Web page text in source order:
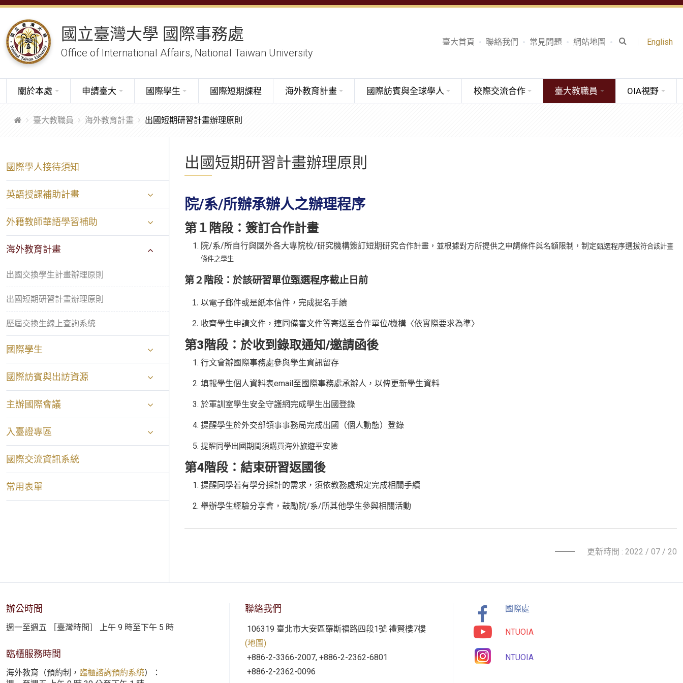
國立臺灣大學 國際事務處
Office of International Affairs, National Taiwan University
臺大首頁 聯絡我們 常見問題 網站地圖 English
關於本處 申請臺大 國際學生 國際短期課程 海外教育計畫 國際訪賓與全球學人 校際交流合作 臺大教職員 OIA視野
臺大教職員 海外教育計畫 出國短期研習計畫辦理原則
國際學人接待須知
英語授課補助計畫
外籍教師華語學習補助
海外教育計畫
出國交換學生計畫辦理原則
出國短期研習計畫辦理原則
歷屆交換生線上查詢系統
國際學生
國際訪賓與出訪資源
主辦國際會議
入臺證專區
國際交流資訊系統
常用表單
出國短期研習計畫辦理原則
院/系/所辦承辦人之辦理程序
第１階段：簽訂合作計畫
院/系/所自行與國外各大專院校/研究機構簽訂短期研究合作計畫，並根據對方所提供之申請條件與名額限制，制定甄選程序選拔符合該計畫
條件之學生
第２階段：於該研習單位甄選程序截止日前
以電子郵件或是紙本信件，完成提名手續
收齊學生申請文件，連同備審文件等寄送至合作單位/機構〈依實際要求為準〉
第3階段：於收到錄取通知/邀請函後
行文會辦國際事務處參與學生資訊留存
填報學生個人資料表email至國際事務處承辦人，以俾更新學生資料
於軍訓室學生安全守護網完成學生出國登錄
提醒學生於外交部領事事務局完成出國（個人動態）登錄
提醒同學出國期間須購買海外旅遊平安險
第4階段：結束研習返國後
提醒同學若有學分採計的需求，須依教務處規定完成相關手續
舉辦學生經驗分享會，鼓勵院/系/所其他學生參與相關活動
更新時間 : 2022 / 07 / 20
辦公時間
週一至週五 ［臺灣時間］ 上午 9 時至下午 5 時
臨櫃服務時間
海外教育（預約制， 臨櫃諮詢預約系統）：
聯絡我們
106319 臺北市大安區羅斯福路四段1號 禮賢樓7樓
(地圖)
+886-2-3366-2007, +886-2-2362-6801
+886-2-2362-0096
國際處
NTUOIA
NTUOIA